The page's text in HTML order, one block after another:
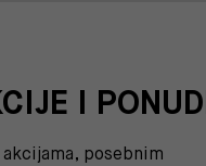
I
posebnim